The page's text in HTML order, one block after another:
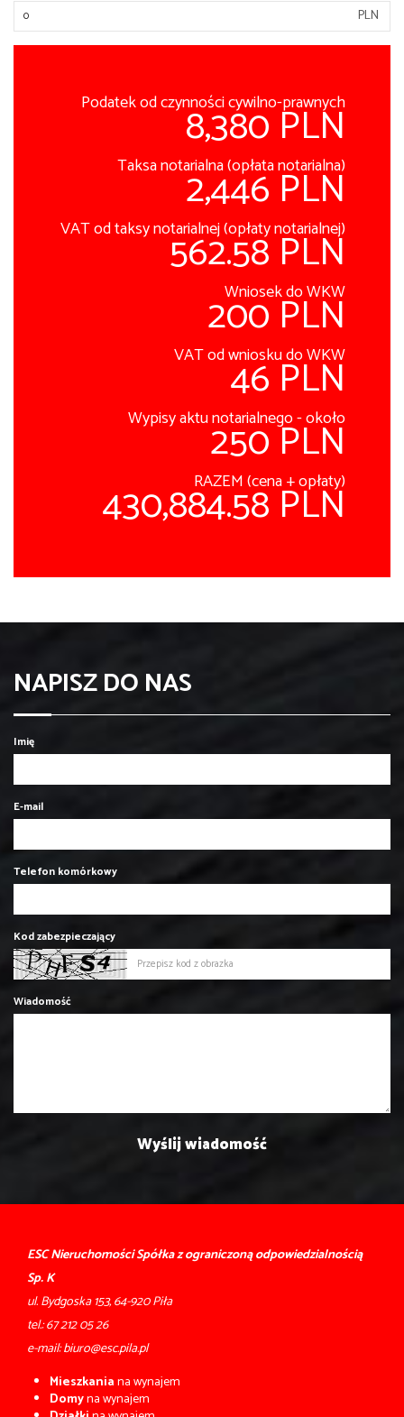
PLN
Podatek od czynności cywilno-prawnych
8,380 PLN
Taksa notarialna (opłata notarialna)
2,446 PLN
VAT od taksy notarialnej (opłaty notarialnej)
562.58 PLN
Wniosek do WKW
200 PLN
VAT od wniosku do WKW
46 PLN
Wypisy aktu notarialnego - około
250 PLN
RAZEM (cena + opłaty)
430,884.58 PLN
NAPISZ DO NAS
Imię
E-mail
Telefon komórkowy
Kod zabezpieczający
Wiadomość
ESC Nieruchomości Spółka z ograniczoną odpowiedzialnością
Sp. K
ul. Bydgoska 153, 64-920 Piła
tel.:67 212 05 26
e-mail:biuro@esc.pila.pl
Mieszkaniana wynajem
Domyna wynajem